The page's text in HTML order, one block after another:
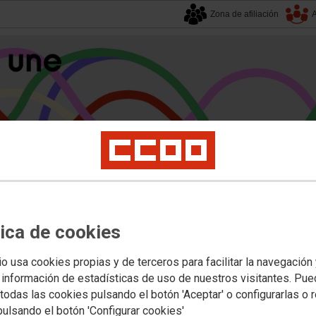
de cookies
usa cookies propias y de terceros para facilitar la navegación
de estadísticas de uso de nuestros visitantes.
las cookies pulsando el botón 'Aceptar' o configurarlas o
el botón 'Configurar cookies'
Zona de afiliación
Universidad Privada Política Educativa
nombramiento del